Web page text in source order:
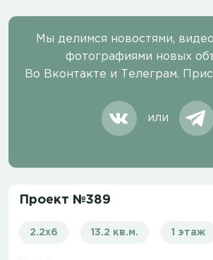
Мы делимся новостями,
фотографиями новых
Во Вконтакте и Телеграм.
или
Проект №389
2.2х6 13.2 кв.м. 1 этаж